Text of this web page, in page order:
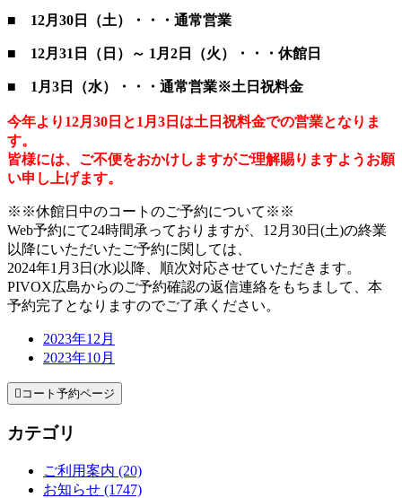
■ 12月30日（土）・・・通常営業
■ 12月31日（日）～ 1月2日（火）・・・休館日
■ 1月3日（水）・・・通常営業※土日祝料金
今年より12月30日と1月3日は土日祝料金での営業となりま
す。
皆様には、ご不便をおかけしますがご理解賜りますようお願
い申し上げます。
※※休館日中のコートのご予約について※※
Web予約にて24時間承っておりますが、12月30日(土)の終業
以降にいただいたご予約に関しては、
2024年1月3日(水)以降、順次対応させていただきます。
PIVOX広島からのご予約確認の返信連絡をもちまして、本
予約完了となりますのでご了承ください。
2023年12月
2023年10月
 コート予約ページ
カテゴリ
ご利用案内 (20)
お知らせ (1747)